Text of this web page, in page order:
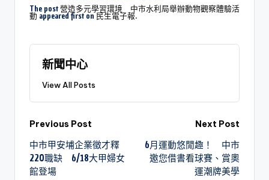
The post營造多元學習環境 中市水利局舉辦動物觀察體驗活
動 appeared first on民生電子報.
新聞中心
View All Posts
Previous Post
中市甲安埔企業徵才釋
220職缺 6/18大甲婦女
館登場
Next Post
6月運動悠閒趣！ 中市
邀您借書看球賽、賞奧
運潮牌美學